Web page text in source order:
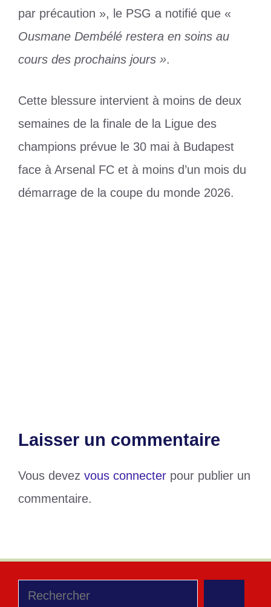
par précaution », le PSG a notifié que «
Ousmane Dembélé restera en soins au
cours des prochains jours ».
Cette blessure intervient à moins de deux
semaines de la finale de la Ligue des
champions prévue le 30 mai à Budapest
face à Arsenal FC et à moins d’un mois du
démarrage de la coupe du monde 2026.
Laisser un commentaire
Vous devez vous connecter pour publier un
commentaire.
Rechercher